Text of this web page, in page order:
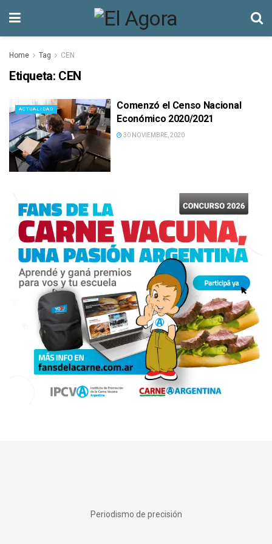
Home Tag CEN
Etiqueta: CEN
ACTUALIDAD
Comenzó el Censo Nacional
Económico 2020/2021
30 NOVIEMBRE, 2020
Periodismo de precisión